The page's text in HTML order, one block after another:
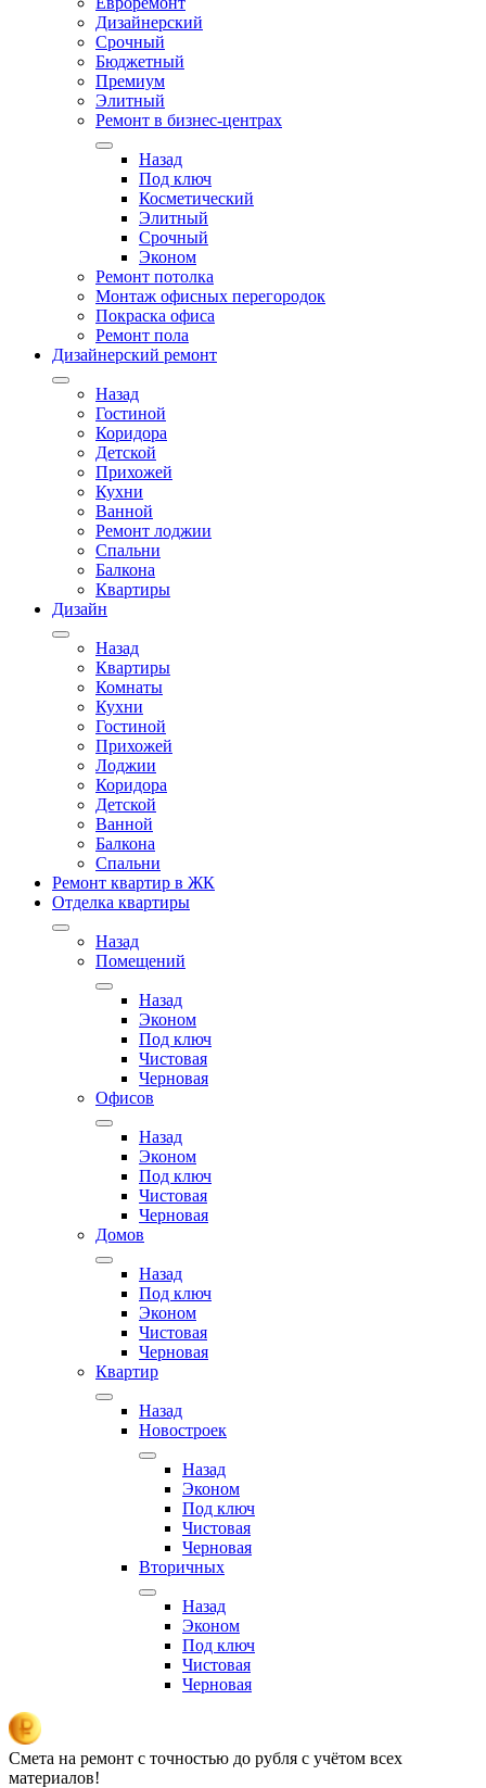
Дизайнерский
Срочный
Бюджетный
Премиум
Элитный
Ремонт в бизнес-центрах
Назад
Под ключ
Косметический
Элитный
Срочный
Эконом
Ремонт потолка
Монтаж офисных перегородок
Покраска офиса
Ремонт пола
Дизайнерский ремонт
Назад
Гостиной
Коридора
Детской
Прихожей
Кухни
Ванной
Ремонт лоджии
Спальни
Балкона
Квартиры
Дизайн
Назад
Квартиры
Комнаты
Кухни
Гостиной
Прихожей
Лоджии
Коридора
Детской
Ванной
Балкона
Спальни
Ремонт квартир в ЖК
Отделка квартиры
Назад
Помещений
Назад
Эконом
Под ключ
Чистовая
Черновая
Офисов
Назад
Эконом
Под ключ
Чистовая
Черновая
Домов
Назад
Под ключ
Эконом
Чистовая
Черновая
Квартир
Назад
Новостроек
Назад
Эконом
Под ключ
Чистовая
Черновая
Вторичных
Назад
Эконом
Под ключ
Чистовая
Черновая
Смета на ремонт с точностью до рубля с учётом всех
материалов!